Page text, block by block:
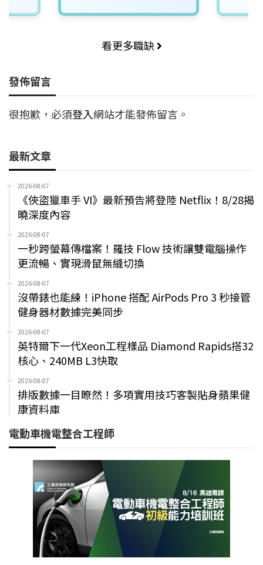
看更多職缺
發佈留言
很抱歉，必須登入網站才能發佈留言。
最新文章
2026-08-07
《俠盜獵車手 VI》最新預告將登陸 Netflix！8/28揭
曉深度內容
2026-08-07
一秒跨螢幕傳檔案！羅技 Flow 技術讓雙電腦操作
更流暢、實現滑鼠無縫切換
2026-08-07
沒帶錶也能練！iPhone 搭配 AirPods Pro 3 秒接管
健身器材數據完美同步
2026-08-07
英特爾下一代Xeon工程樣品 Diamond Rapids搭32
核心、240MB L3快取
2026-08-07
排版數據一目瞭然！多項實用技巧客製貼身蘋果健
康資料庫
電動車機電整合工程師